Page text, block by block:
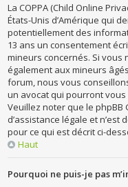
La COPPA (Child Online
États-Unis d’Amérique qui
potentiellement des
13 ans un consentement
mineurs concernés. Si vous
également aux mineurs
forum, nous vous
un avocat qui pourront
Veuillez noter que le
d’assistance légale et n’est
pour ce qui est décrit ci-
Haut
Pourquoi ne puis-je pas